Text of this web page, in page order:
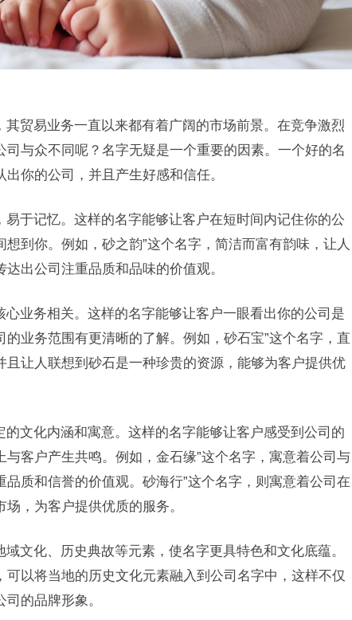
贸易业务一直以来都有着广阔的市场前景。在竞争激烈
与众不同呢？名字无疑是一个重要的因素。一个好的名
你的公司，并且产生好感和信任。
于记忆。这样的名字能够让客户在短时间内记住你的公
到你。例如，砂之韵”这个名字，简洁而富有韵味，让人
出公司注重品质和品味的价值观。
业务相关。这样的名字能够让客户一眼看出你的公司是
业务范围有更清晰的了解。例如，砂石宝”这个名字，直
让人联想到砂石是一种珍贵的资源，能够为客户提供优
文化内涵和寓意。这样的名字能够让客户感受到公司的
客户产生共鸣。例如，金石缘”这个名字，寓意着公司与
质和信誉的价值观。砂海行”这个名字，则寓意着公司在
，为客户提供优质的服务。
文化、历史典故等元素，使名字更具特色和文化底蕴。
以将当地的历史文化元素融入到公司名字中，这样不仅
的品牌形象。